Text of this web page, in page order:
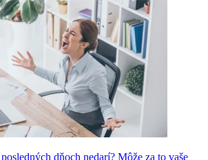
dňoch nedarí? Môže za to vaše